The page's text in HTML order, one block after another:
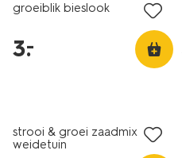
groeiblik bieslook
3.
–
strooi & groei zaadmix
weidetuin